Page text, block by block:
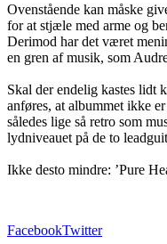
Ovenstående kan måske
for at stjæle med arme og
Derimod har det været
en gren af musik, som
Skal der endelig kastes lidt
anføres, at albummet ikke
således lige så retro som
lydniveauet på de to
Ikke desto mindre: ’Pure
FacebookTwitter